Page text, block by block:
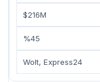
$216M
%45
Wolt, Express24